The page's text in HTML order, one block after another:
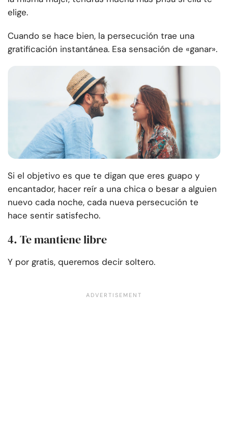
elige.
Cuando se hace bien, la persecución trae una
gratificación instantánea. Esa sensación de «ganar».
Si el objetivo es que te digan que eres guapo y
encantador, hacer reír a una chica o besar a alguien
nuevo cada noche, cada nueva persecución te
hace sentir satisfecho.
4. Te mantiene libre
Y por gratis, queremos decir soltero.